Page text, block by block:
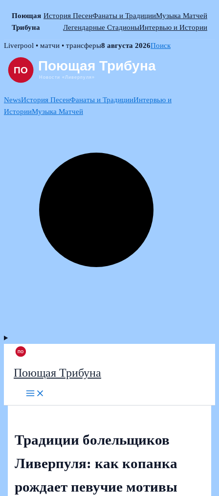
Поющая
Трибуна
История ПесенФанаты и ТрадицииМузыка Матчей
Легендарные СтадионыИнтервью и Истории
Skip
content
Liverpool • матчи • трансферы8 августа 2026Поиск
NewsИстория ПесенФанаты и ТрадицииИнтервью и
ИсторииМузыка Матчей
Поющая Трибуна
Традиции болельщиков
Ливерпуля: как копанка
рождает певучие мотивы